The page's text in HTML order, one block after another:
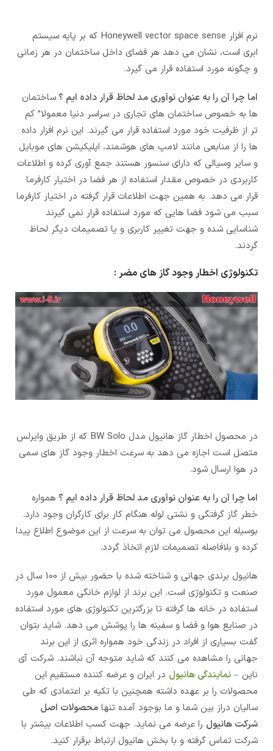
نرم افزار Honeywell vector space sense که بر پایه سیستم
ابری است، نشان می دهد هر فضای داخل ساختمان در هر زمانی
و چگونه مورد استفاده قرار می گیرد.
اما چرا آن را به عنوان نوآوری مد لحاظ قرار داده ایم ؟ ساختمان
ها به خصوص ساختمان های تجاری در سراسر دنیا معمولا” کم
تر از ظرفیت خود مورد استفاده قرار می گیرند. این نرم افزار داده
ها را از منابعی مانند لامپ های هوشمند، اپلیکیشن های موبایل
و سایر وسیالی که دارای سنسور هستند جمع آوری کرده و اطلاعات
کاربردی در خصوص مقدار استفاده از هر فضا در اختیار کارفرما
قرار می دهد. به همین جهت اطلاعات قرار گرفته در اختیار کارفرما
سبب می شود فضا هایی که مورد استفاده قرار نمی گیرند
شناسایی شده و جهت تغییر کاربری و یا تصمیمات دیگر لحاظ
گردند.
تکنولوژی اخطار وجود گاز های مضر :
در محصول اخطار گاز هانیول مدل BW Solo که از طریق وایرلس
متصل است اجازه می دهد به سرعت اخطار وجود گاز های سمی
در هوا ارسال شود.
اما چرا آن را به عنوان نوآوری مد لحاظ قرار داده ایم ؟ همواره
خطر گاز گرفتگی و نشتی لوله هنگام کار برای کارگران وجود دارد.
بوسیله این محصول می توان به سرعت از این موضوع اطلاع پیدا
کرده و بلافاصله تصمیمات لازم اتخاذ گردد.
هانیول برندی جهانی و شناخته شده با حضور بیش از 100 سال در
صنعت و تکنولوژی است. این برند از لوازم خانگی معمول مورد
استفاده در خانه ها گرفته تا بزرگترین تکنولوژی های مورد استفاده
در صنایع هوا و فضا و سفینه ها را پوشش می دهد. شاید بتوان
گفت بسیاری از افراد در زندگی خود همواره اثری از این برند
جهانی را مشاهده می کنند که شاید متوجه آن نباشند. شرکت آی
ناین – نمایندگی هانیول در ایران و عرضه کننده مستقیم این
محصولات را بر عهده داشته همچنین با تکیه بر اعتمادی که طی
سالیان دراز بین شما و ما بوجود آمده تنها محصولات اصل
شرکت هانیول را عرضه می نماید. جهت کسب اطلاعات بیشتر با
شرکت تماس گرفته و با بخش هانیول ارتباط برقرار کنید.